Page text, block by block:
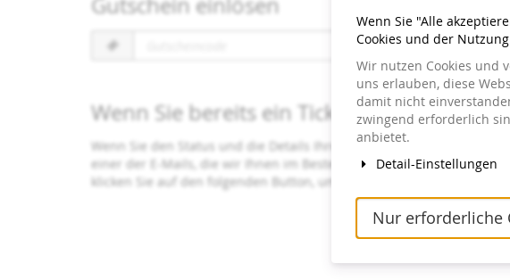
Gutschein einlösen
Gutscheincode
Wenn Sie bereits ein Ticket bestellt haben
Wenn Sie den Status und die Details Ihrer Bestellung einsehen oder
einer der E-Mails, die wir Ihnen im Bestellvorgang geschickt haben.
klicken Sie auf den folgenden Button, um ein erneutes Zusenden des
Kontakt Cookie-
Wenn Sie "Alle
Cookies und der
Wir nutzen Cookies und
uns erlauben, diese
damit nicht
zwingend erforderlich
anbietet.
Detail-Einstellungen
Nur erforderliche